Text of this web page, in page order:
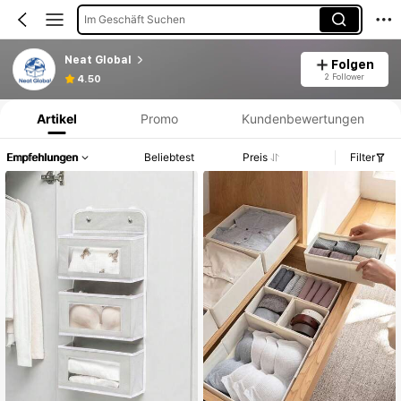
Im Geschäft Suchen
Neat Global
4.50
Folgen
2 Follower
Produktinformation: Preisangabe, Verkaufs- und Lagerbestandsdetails.
Artikel Promo Kundenbewertungen
Empfehlungen Beliebtest Preis Filter